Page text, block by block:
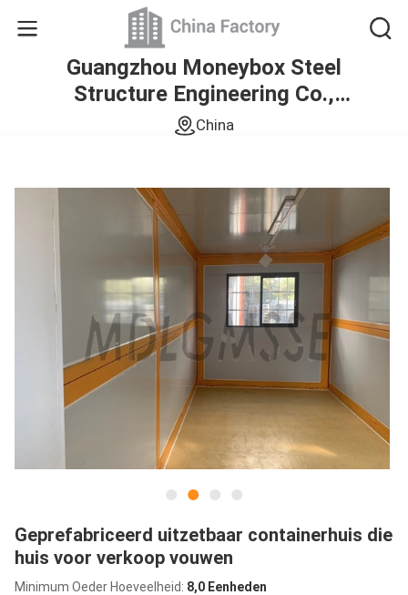
Guangzhou Moneybox Steel
Structure Engineering Co.,
Ltd.
China
Geprefabriceerd uitzetbaar containerhuis die
huis voor verkoop vouwen
Minimum Oeder Hoeveelheid: 8,0 Eenheden